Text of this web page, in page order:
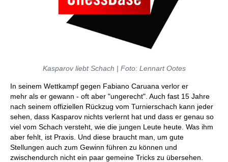
Kasparov liebt Schach | Foto: Lennart Ootes
In seinem Wettkampf gegen Fabiano Caruana verlor er
mehr als er gewann - oft aber "ungerecht". Auch fast 15 Jahre
nach seinem offiziellen Rückzug vom Turnierschach kann jeder
sehen, dass Kasparov nichts verlernt hat und dass er genau so
viel vom Schach versteht, wie die jungen Leute heute. Was ihm
aber fehlt, ist Praxis. Und diese braucht man, um gute
Stellungen auch zum Gewinn führen zu können und
zwischendurch nicht ein paar gemeine Tricks zu übersehen.